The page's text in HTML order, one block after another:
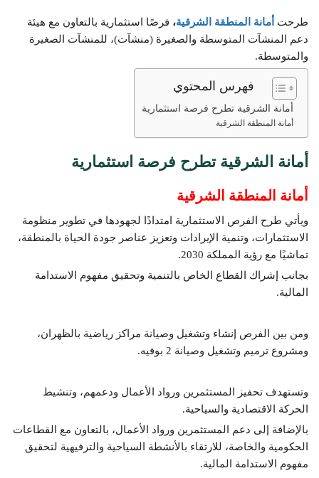
طرحت أمانة المنطقة الشرقية، فرصًا استثمارية بالتعاون مع هيئة
دعم المنشآت المتوسطة والصغيرة (منشآت)، للمنشآت الصغيرة
والمتوسطة.
فهرس المحتوي
أمانة الشرقية تطرح فرصة استثمارية
أمانة المنطقة الشرقية
أمانة الشرقية تطرح فرصة استثمارية
أمانة المنطقة الشرقية
ويأتي طرح الفرص الاستثمارية امتدادًا لجهودها في تطوير منظومة
الاستثمارات، وتنمية الإيرادات وتعزيز عناصر جودة الحياة بالمنطقة،
تماشيًا مع رؤية المملكة 2030.
بجانب إشراك القطاع الخاص بالتنمية وتحقيق مفهوم الاستدامة
المالية.
ومن بين الفرص إنشاء وتشغيل وصيانة مراكز رياضية بالظهران،
ومشروع ترميم وتشغيل وصيانة 2 بوفيه.
وتستهدف تحفيز المستثمرين ورواد الأعمال ودعمهم، وتنشيط
الحركة الاقتصادية والسياحية.
بالإضافة إلى دعم المستثمرين ورواد الأعمال، بالتعاون مع القطاعات
الحكومية والخاصة، للارتقاء بالأنشطة السياحية والترفيهية لتحقيق
مفهوم الاستدامة المالية.